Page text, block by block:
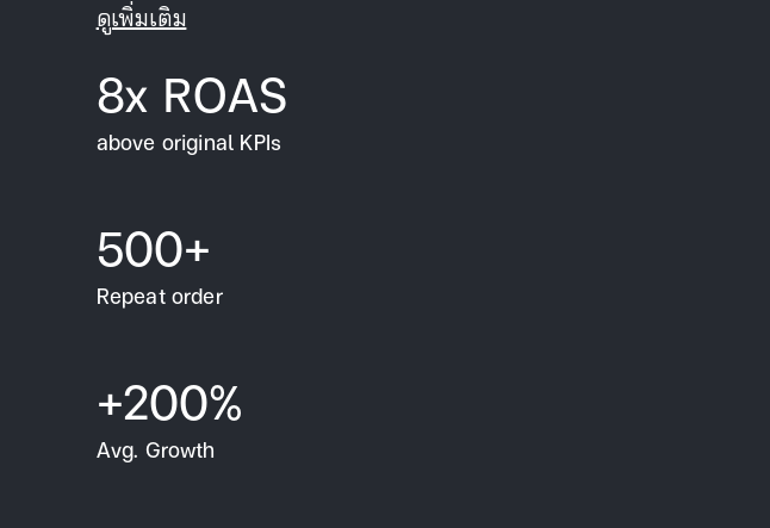
ดูเพิ่มเติม
8x ROAS
above original KPIs
500+
Repeat order
+200%
Avg. Growth